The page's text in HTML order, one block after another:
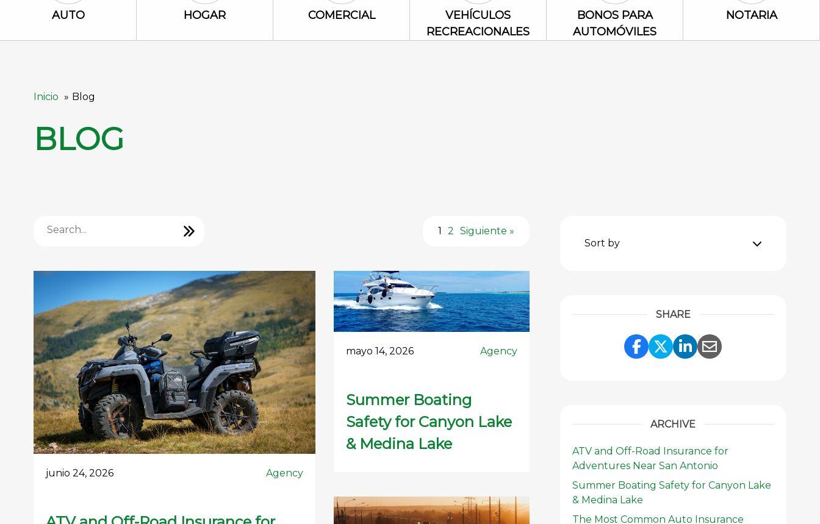
Auto Icon
AUTO Hogar Icon
HOGAR Comercial Icon
COMERCIAL Vehículos recreacionales Icon
VEHÍCULOS
RECREACIONALES
Bonos para automóviles Icon
BONOS PARA
AUTOMÓVILES
Notaria Icon
NOTARIA
Inicio Blog
BLOG
1 2 Siguiente »
junio 24, 2026 Agency
mayo 14, 2026 Agency
Summer Boating
Safety for Canyon Lake
& Medina Lake
Sort by
SHARE
Share Link to Facebook
Share Link to Twitter
Share Link to
Share Link to
ARCHIVE
ATV and Off-Road Insurance for
Adventures Near San Antonio
Summer Boating Safety for Canyon Lake
& Medina Lake
The Most Common Auto Insurance